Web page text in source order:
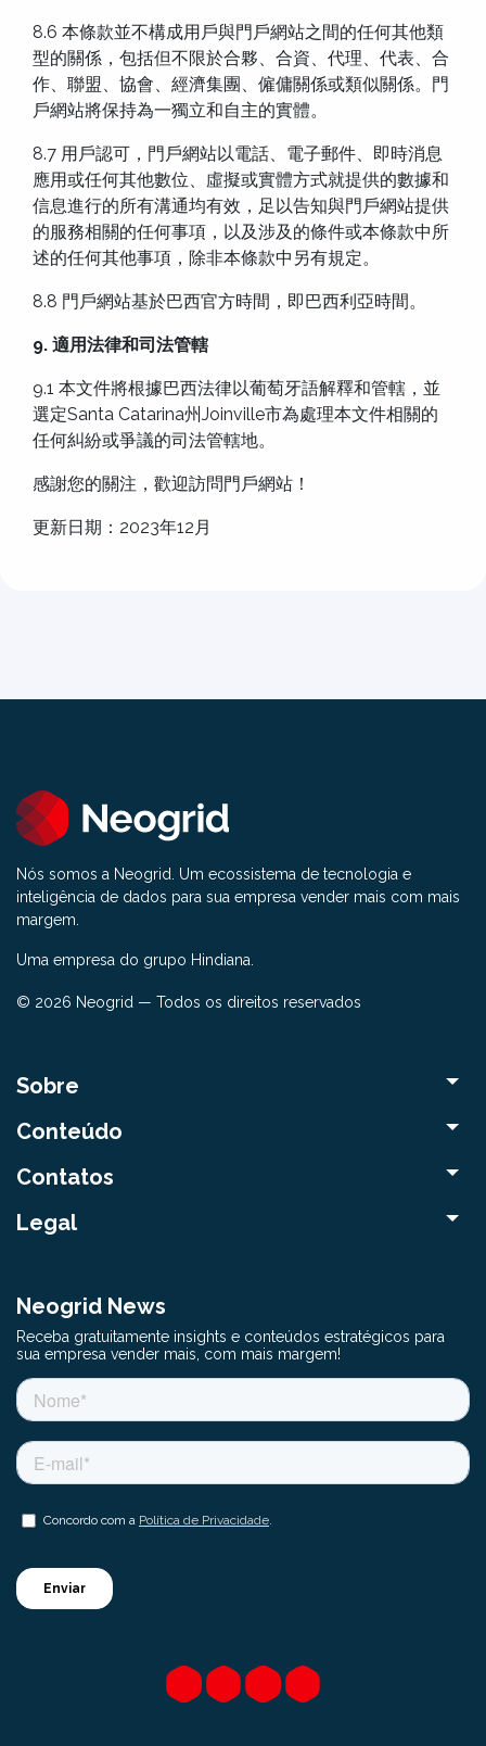
8.6 本條款並不構成用戶與門戶網站之間的任何其他類
型的關係，包括但不限於合夥、合資、代理、代表、合
作、聯盟、協會、經濟集團、僱傭關係或類似關係。門
戶網站將保持為一獨立和自主的實體。
8.7 用戶認可，門戶網站以電話、電子郵件、即時消息
應用或任何其他數位、虛擬或實體方式就提供的數據和
信息進行的所有溝通均有效，足以告知與門戶網站提供
的服務相關的任何事項，以及涉及的條件或本條款中所
述的任何其他事項，除非本條款中另有規定。
8.8 門戶網站基於巴西官方時間，即巴西利亞時間。
9. 適用法律和司法管轄
9.1 本文件將根據巴西法律以葡萄牙語解釋和管轄，並
選定Santa Catarina州Joinville市為處理本文件相關的
任何糾紛或爭議的司法管轄地。
感謝您的關注，歡迎訪問門戶網站！
更新日期：2023年12月
Nós somos a Neogrid. Um ecossistema de tecnologia e
inteligência de dados para sua empresa vender mais com mais
margem.
Uma empresa do grupo Hindiana.
© 2026 Neogrid — Todos os direitos reservados
Sobre
Conteúdo
Contatos
Legal
Neogrid News